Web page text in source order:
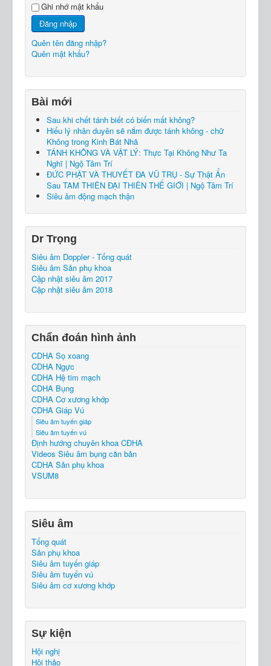
Ghi nhớ mật khẩu
Đăng nhập
Quên tên đăng nhập?
Quên mật khẩu?
Bài mới
Sau khi chết tánh biết có biến mất không?
Hiểu lý nhân duyên sẽ nắm được tánh không - chữ
Không trong Kinh Bát Nhã
TÁNH KHÔNG VÀ VẬT LÝ: Thực Tại Không Như Ta
Nghĩ | Ngộ Tâm Trí
ĐỨC PHẬT VÀ THUYẾT ĐA VŨ TRỤ - Sự Thật Ẩn
Sau TAM THIÊN ĐẠI THIÊN THẾ GIỚI | Ngộ Tâm Trí
Siêu âm động mạch thận
Dr Trọng
Siêu âm Doppler - Tổng quát
Siêu âm Sản phụ khoa
Cập nhật siêu âm 2017
Cập nhật siêu âm 2018
Chẩn đoán hình ảnh
CDHA Sọ xoang
CDHA Ngực
CDHA Hệ tim mạch
CDHA Bụng
CDHA Cơ xương khớp
CDHA Giáp Vú
Siêu âm tuyến giáp
Siêu âm tuyến vú
Định hướng chuyên khoa CĐHA
Videos Siêu âm bụng căn bản
CDHA Sản phụ khoa
VSUM8
Siêu âm
Tổng quát
Sản phụ khoa
Siêu âm tuyến giáp
Siêu âm tuyến vú
Siêu âm cơ xương khớp
Sự kiện
Hội nghị
Hội thảo